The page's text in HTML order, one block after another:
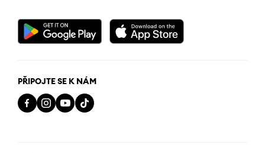
PŘIPOJTE SE K NÁM